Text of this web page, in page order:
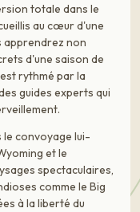
totale dans le
au cœur d'une
apprendrez non
d'une saison de
rythmé par la
guides experts qui
convoyage lui-
et le
spectaculaires,
comme le Big
à la liberté du